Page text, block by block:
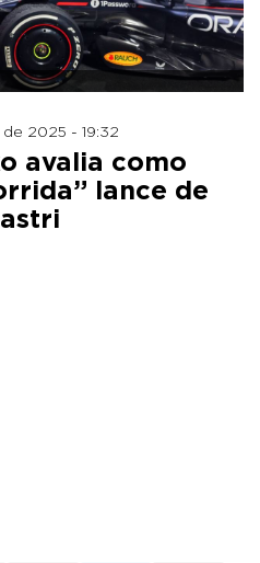
de 2025 - 19:32
avalia como
lance de